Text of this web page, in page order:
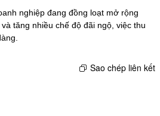
nghiệp đang đồng loạt mở rộng
tăng nhiều chế độ đãi ngộ, việc thu
Sao chép liên kết